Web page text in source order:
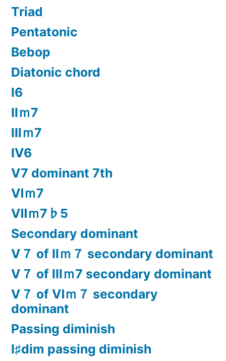
Triad
Pentatonic
Bebop
Diatonic chord
Ⅰ6
Ⅱｍ7
Ⅲｍ7
Ⅳ6
Ⅴ7 dominant 7th
Ⅵｍ7
Ⅶｍ7♭5
Secondary dominant
Ⅴ７ of Ⅱｍ７ secondary dominant
Ⅴ７ of Ⅲｍ7 secondary dominant
Ⅴ７ of Ⅵｍ７ secondary
dominant
Passing diminish
Ⅰ♯dim passing diminish